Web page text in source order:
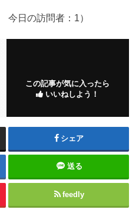
今日の訪問者：1）
この記事が気に入ったら
いいねしよう！
シェア
送る
feedly